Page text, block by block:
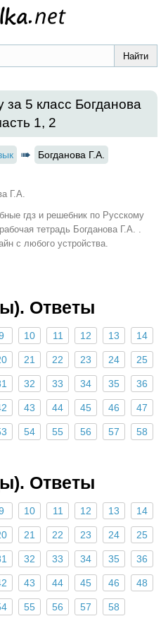
за 5 класс Богданова
1, 2
Богданова Г.А.
Г.А.
гдз и решебник по Русскому
тетрадь Богданова Г.А. .
с любого устройства.
Ответы
10 11 12 13 14
21 22 23 24 25
32 33 34 35 36
43 44 45 46 47
54 55 56 57 58
Ответы
10 11 12 13 14
21 22 23 24 25
32 33 34 35 36
43 44 45 46 48
55 56 57 58